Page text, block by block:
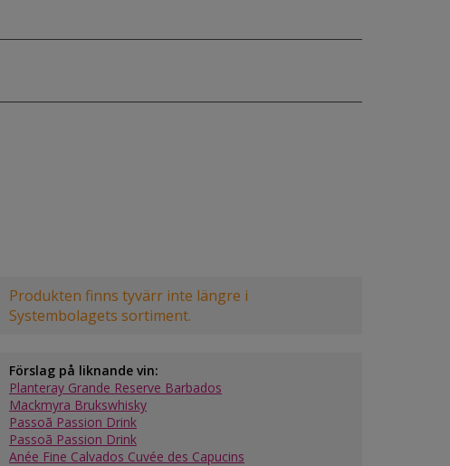
Produkten finns tyvärr inte längre i
Systembolagets sortiment.
Förslag på liknande vin:
Planteray Grande Reserve Barbados
Mackmyra Brukswhisky
Passoã Passion Drink
Passoã Passion Drink
Anée Fine Calvados Cuvée des Capucins